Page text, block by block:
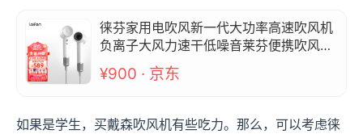
徕芬家用电吹风新一代大功率高速吹风机
负离子大风力速干低噪音莱芬便携吹风筒
LF03简白 七夕情人节礼物 Laifen
¥900 · 京东
如果是学生，买戴森吹风机有些吃力。那么，可以考虑徕